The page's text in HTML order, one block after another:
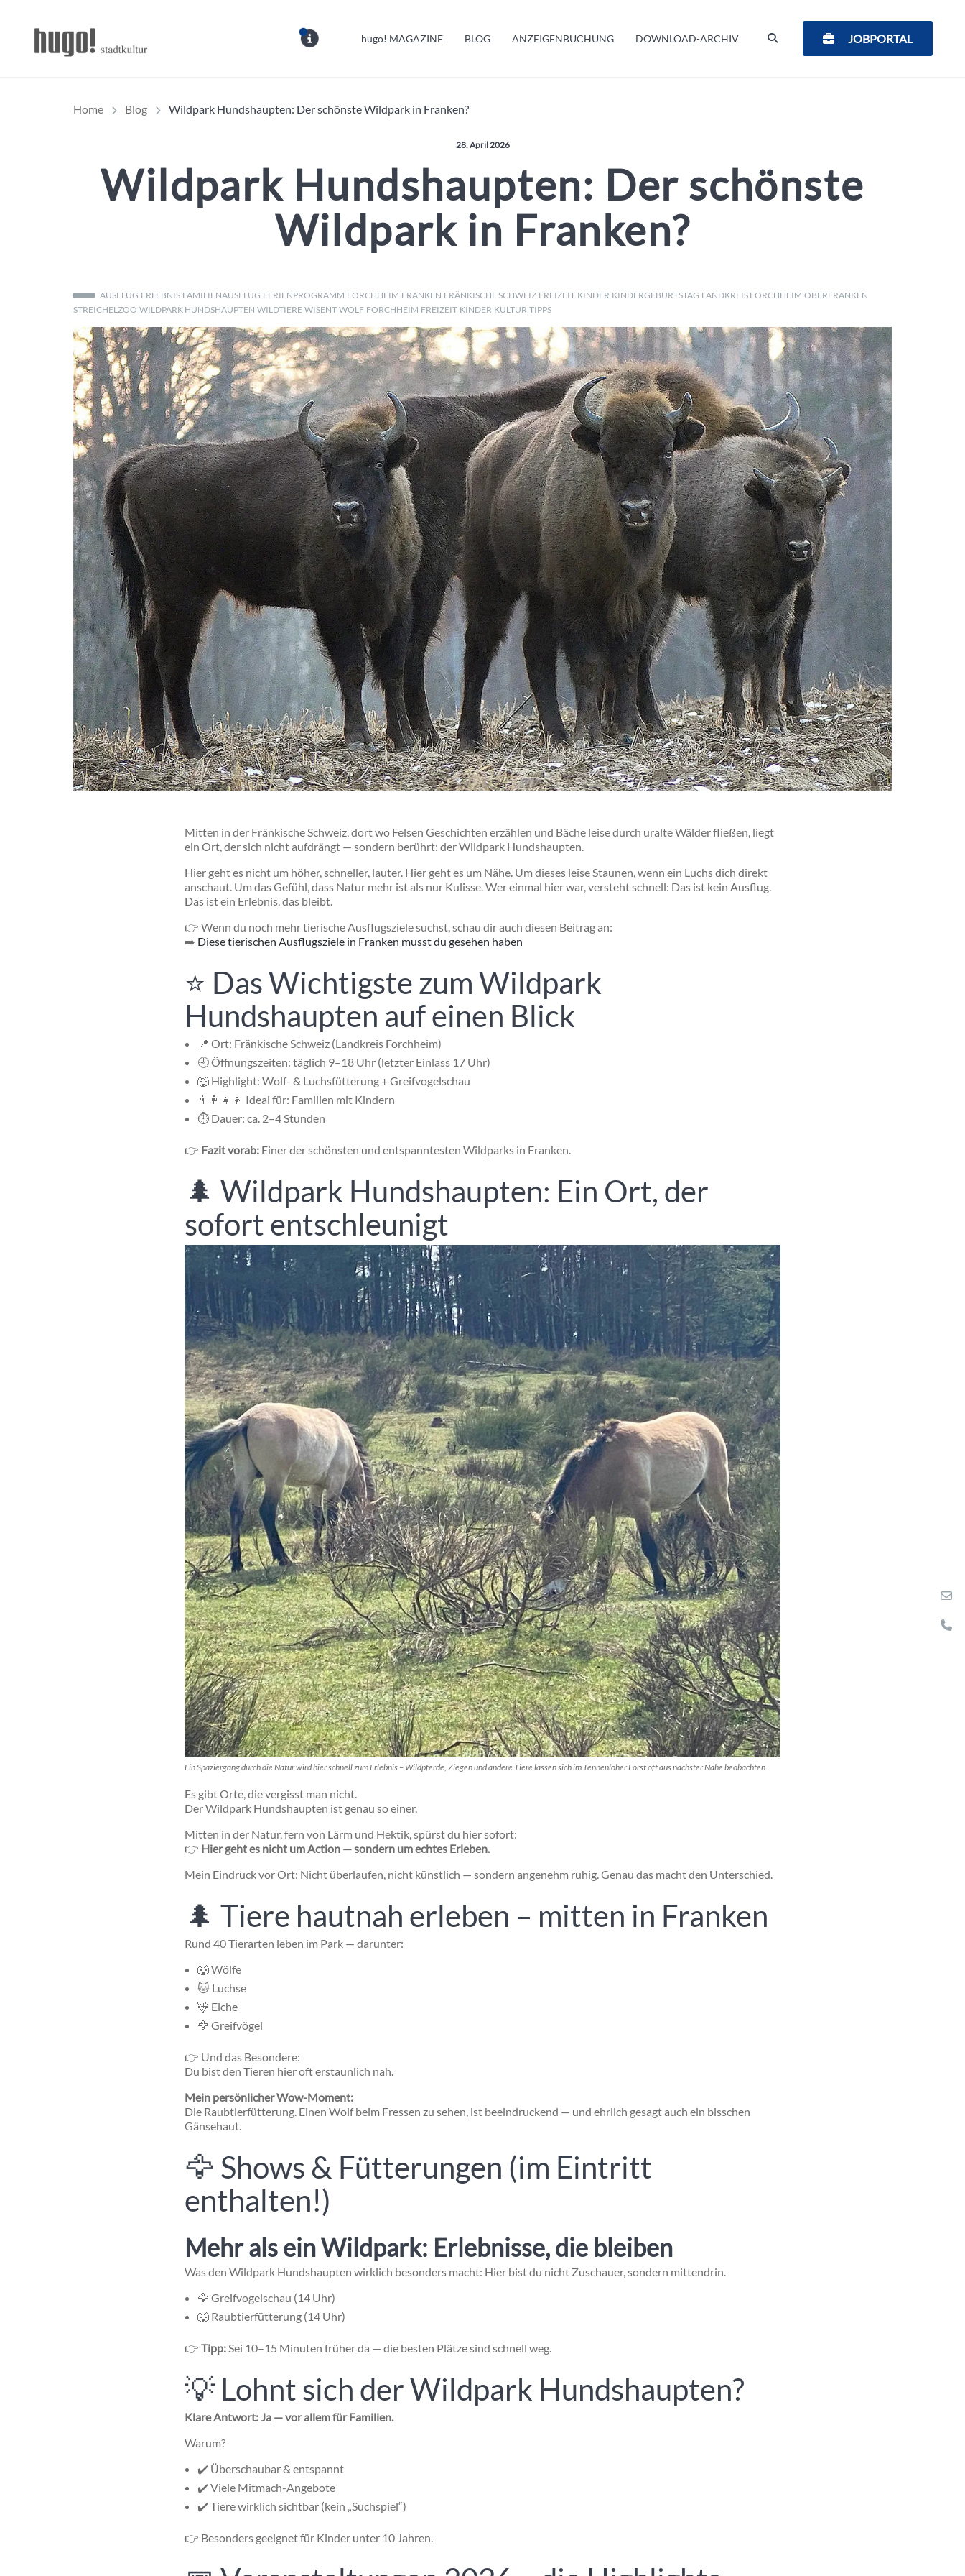
hugo! MAGAZINE BLOG ANZEIGENBUCHUNG DOWNLOAD-ARCHIV JOBPORTAL
Home Blog Wildpark Hundshaupten: Der schönste Wildpark in Franken?
Veröffentlicht am:
28. April 2026
Wildpark Hundshaupten: Der schönste
Wildpark in Franken?
AUSFLUG ERLEBNIS FAMILIENAUSFLUG FERIENPROGRAMM FORCHHEIM FRANKEN FRÄNKISCHE SCHWEIZ FREIZEIT KINDER KINDERGEBURTSTAG LANDKREIS FORCHHEIM OBERFRANKEN
STREICHELZOO WILDPARK HUNDSHAUPTEN WILDTIERE WISENT WOLF FORCHHEIM FREIZEIT KINDER KULTUR TIPPS
Mitten in der Fränkische Schweiz, dort wo Felsen Geschichten erzählen und Bäche leise durch uralte Wälder fließen, liegt
ein Ort, der sich nicht aufdrängt — sondern berührt: derWildpark Hundshaupten.
Hier geht es nicht um höher, schneller, lauter. Hier geht es um Nähe. Um dieses leise Staunen, wenn ein Luchs dich direkt
anschaut. Um das Gefühl, dass Natur mehr ist als nur Kulisse. Wer einmal hier war, versteht schnell: Das ist kein Ausflug.
Das ist ein Erlebnis, das bleibt.
👉 Wenn du noch mehr tierische Ausflugsziele suchst, schau dir auch diesen Beitrag an:
➡️ Diese tierischen Ausflugsziele in Franken musst du gesehen haben
⭐ Das Wichtigste zum Wildpark
Hundshaupten auf einen Blick
📍 Ort: Fränkische Schweiz (Landkreis Forchheim)
🕘 Öffnungszeiten: täglich 9–18 Uhr (letzter Einlass 17 Uhr)
🐺 Highlight: Wolf- & Luchsfütterung + Greifvogelschau
👨‍👩‍👧‍👦 Ideal für: Familien mit Kindern
⏱️ Dauer: ca. 2–4 Stunden
👉 Fazit vorab: Einer der schönsten und entspanntesten Wildparks in Franken.
🌲 Wildpark Hundshaupten: Ein Ort, der
sofort entschleunigt
Ein Spaziergang durch die Natur wird hier schnell zum Erlebnis – Wildpferde, Ziegen und andere Tiere lassen sich im Tennenloher Forst oft aus nächster Nähe beobachten.
Es gibt Orte, die vergisst man nicht.
DerWildpark Hundshaupten ist genau so einer.
Mitten in der Natur, fern von Lärm und Hektik, spürst du hier sofort:
👉 Hier geht es nicht um Action — sondern um echtes Erleben.
Mein Eindruck vor Ort: Nicht überlaufen, nicht künstlich — sondern angenehm ruhig. Genau das macht den Unterschied.
🌲 Tiere hautnah erleben – mitten in Franken
Rund 40 Tierarten leben im Park — darunter:
🐺 Wölfe
🐱 Luchse
🦌 Elche
🦅 Greifvögel
👉 Und das Besondere:
Du bist den Tieren hier oft erstaunlich nah.
Mein persönlicher Wow-Moment:
Die Raubtierfütterung. Einen Wolf beim Fressen zu sehen, ist beeindruckend — und ehrlich gesagt auch ein bisschen
Gänsehaut.
🦅 Shows & Fütterungen (im Eintritt
enthalten!)
Mehr als ein Wildpark: Erlebnisse, die bleiben
Was den Wildpark Hundshaupten wirklich besonders macht: Hier bist du nicht Zuschauer, sondern mittendrin.
🦅 Greifvogelschau (14 Uhr)
🐺 Raubtierfütterung (14 Uhr)
👉 Tipp:Sei 10–15 Minuten früher da — die besten Plätze sind schnell weg.
💡 Lohnt sich der Wildpark Hundshaupten?
Klare Antwort: Ja — vor allem für Familien.
Warum?
✔️ Überschaubar & entspannt
✔️ Viele Mitmach-Angebote
✔️ Tiere wirklich sichtbar (kein „Suchspiel“)
👉 Besonders geeignet für Kinder unter 10 Jahren.